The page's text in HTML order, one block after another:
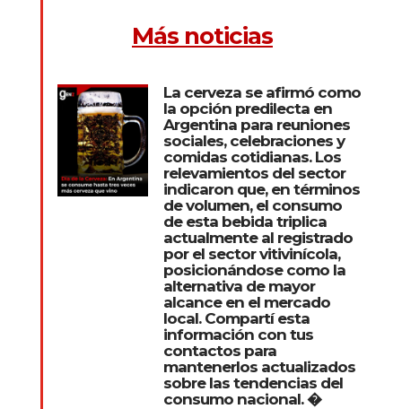
Más noticias
La cerveza se afirmó como
la opción predilecta en
Argentina para reuniones
sociales, celebraciones y
comidas cotidianas. Los
relevamientos del sector
indicaron que, en términos
de volumen, el consumo
de esta bebida triplica
actualmente al registrado
por el sector vitivinícola,
posicionándose como la
alternativa de mayor
alcance en el mercado
local. Compartí esta
información con tus
contactos para
mantenerlos actualizados
sobre las tendencias del
consumo nacional. �